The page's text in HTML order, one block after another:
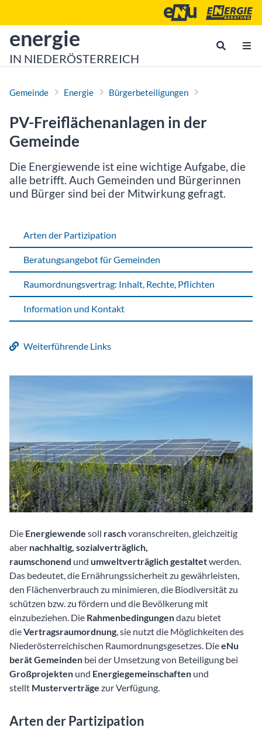
Energie- und
zur Startseite von
energie
IN NIEDERÖSTERREICH
Gemeinde Energie Bürgerbeteiligungen
PV-Freiflächenanlagen in der
Gemeinde
Die Energiewende ist eine wichtige Aufgabe, die
alle betrifft. Auch Gemeinden und Bürgerinnen
und Bürger sind bei der Mitwirkung gefragt.
Arten der Partizipation
Beratungsangebot für Gemeinden
Raumordnungsvertrag: Inhalt, Rechte, Pflichten
Information und Kontakt
Weiterführende Links
Die Energiewende soll raschvoranschreiten, gleichzeitig
aber nachhaltig, sozialverträglich,
raumschonend und umweltverträglich gestaltetwerden.
Das bedeutet, die Ernährungssicherheit zu gewährleisten,
den Flächenverbrauch zu minimieren, die Biodiversität zu
schützen bzw. zu fördern und die Bevölkerung mit
einzubeziehen. Die Rahmenbedingungendazu bietet
dieVertragsraumordnung, sie nutzt die Möglichkeiten des
Niederösterreichischen Raumordnungsgesetzes. DieeNu
berät Gemeinden bei der Umsetzung von Beteiligung bei
Großprojekten und Energiegemeinschaften und
stellt Musterverträge zur Verfügung.
Arten der Partizipation